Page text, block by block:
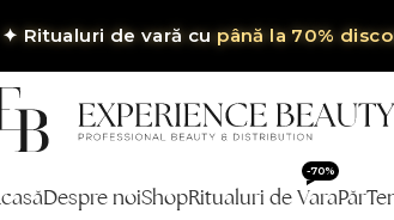
✦ Ritualuri de vară cupână la 70%
Despre noiShopRitualuri de Vara
-70%
Păr